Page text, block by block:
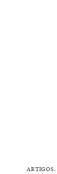
ARTIGOS,